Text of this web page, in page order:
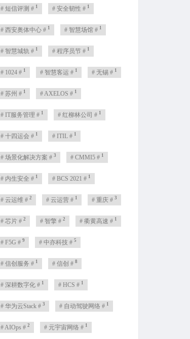
# 短信评测 # 1 # 安全韧性 # 1
# 西安奥体中心 # 1 # 智慧场馆 # 1
# 智慧城轨 # 1 # 程序员节 # 1
# 1024 # 1 # 智慧客运 # 1 # 无锡 # 1
# 苏州 # 1 # AXELOS # 1
# IT服务管理 # 1 # 红柳林公司 # 1
# 十四运会 # 1 # ITIL # 1
# 场景化解决方案 # 3 # CMMI5 # 1
# 内生安全 # 1 # BCS 2021 # 1
# 云运维 # 2 # 云运营 # 1 # 重庆 # 3
# 芯片 # 2 # 智擎 # 2 # 衢黄高速 # 1
# F5G # 9 # 中亦科技 # 5
# 信创服务 # 1 # 信创 # 8
# 深耕数字化 # 1 # HCS # 1
# 华为云Stack # 3 # 自动驾驶网络 # 1
# AIOps # 2 # 元宇宙网络 # 1